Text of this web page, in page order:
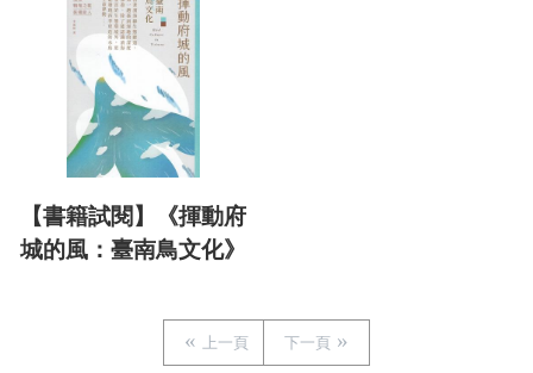
【書籍試閱】《揮動府
城的風：臺南鳥文化》
上一頁 下一頁